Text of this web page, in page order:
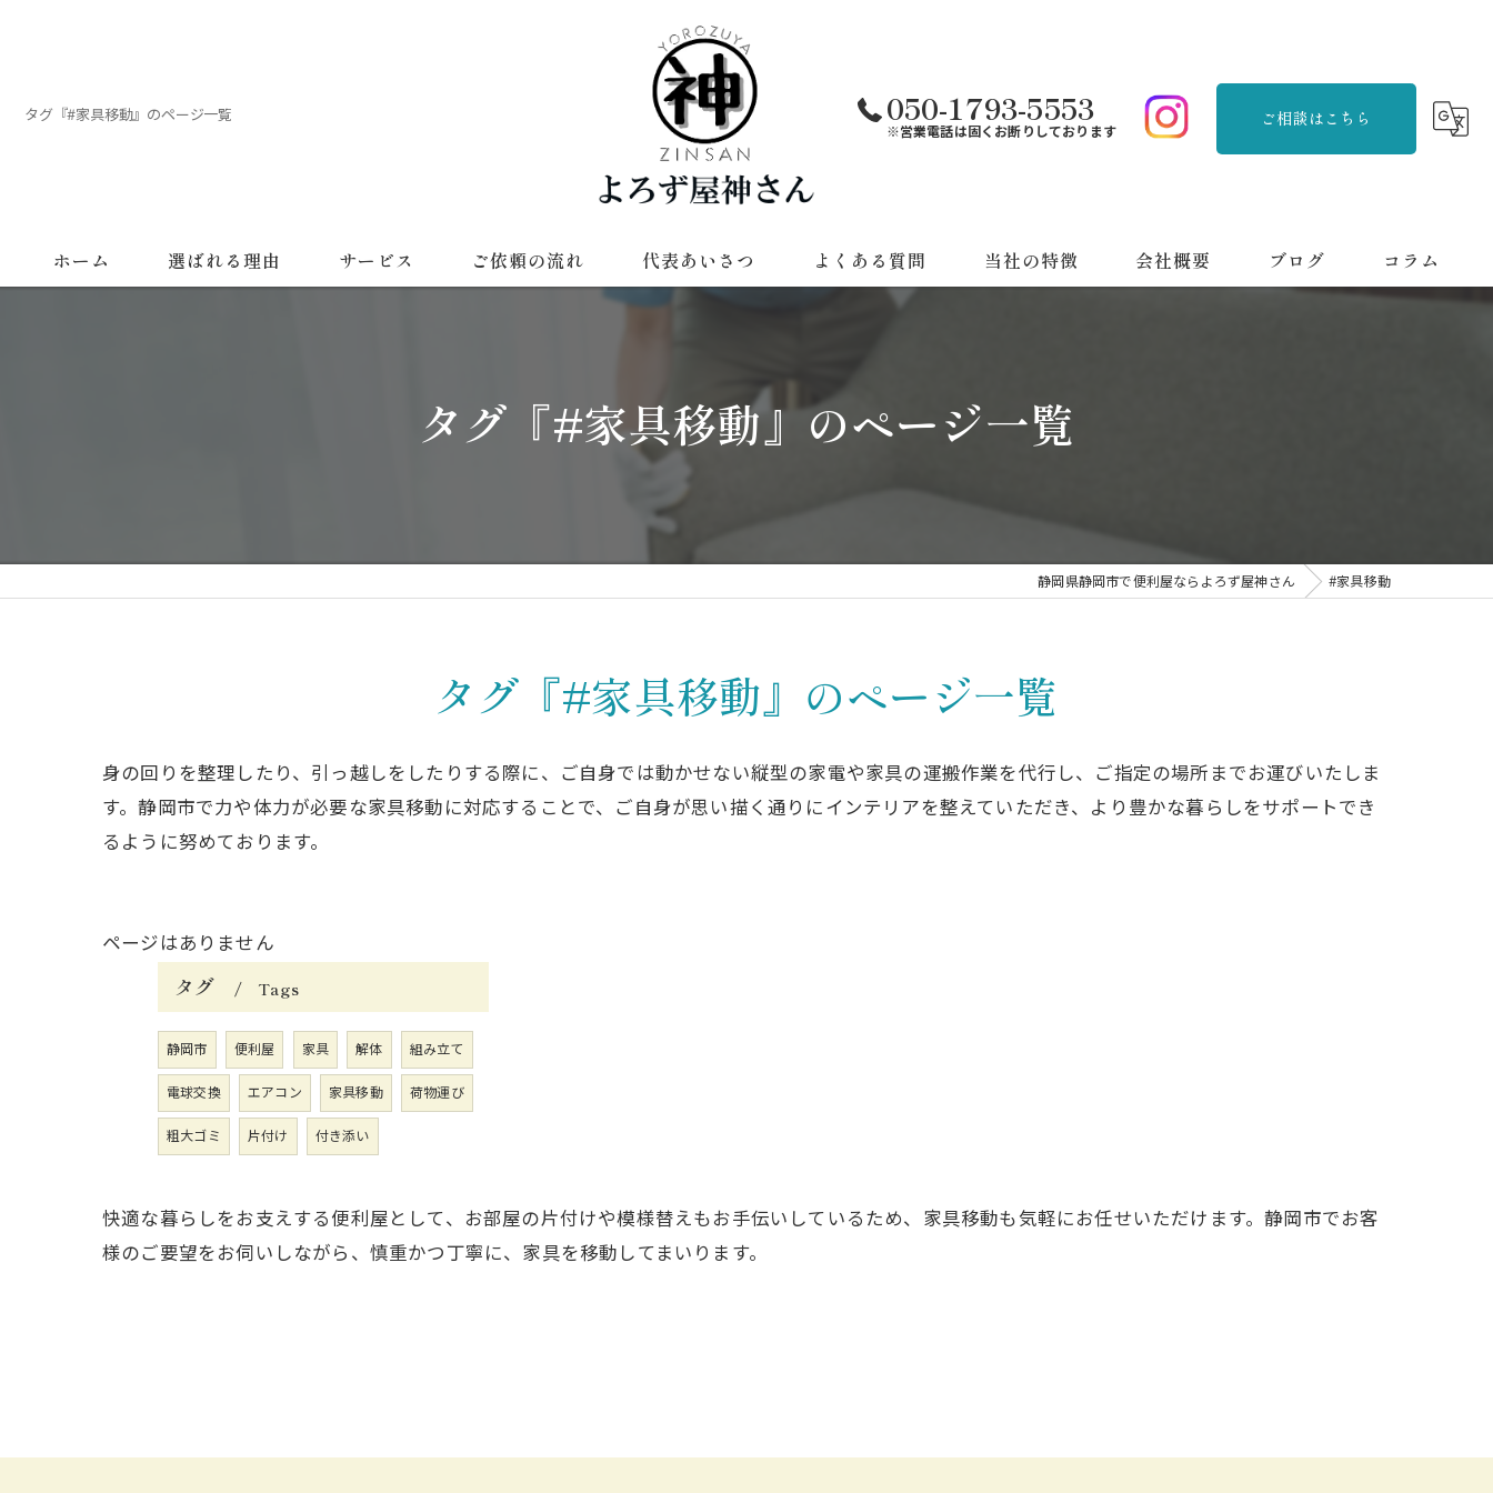
タグ『#家具移動』のページ一覧 050-1793-5553
※営業電話は固くお断りしております
ご相談はこちら
ホーム 選ばれる理由 サービス ご依頼の流れ 代表あいさつ よくある質問 当社の特徴
不用品回収
会社概要 ブログ コラム
タグ『#家具移動』のページ一覧
静岡県静岡市で便利屋ならよろず屋神さん #家具移動
タグ『#家具移動』のページ一覧
身の回りを整理したり、引っ越しをしたりする際に、ご自身では動かせない縦型の家電や家具の運搬作業を代行し、ご指定の場所までお運びいたしま
す。静岡市で力や体力が必要な家具移動に対応することで、ご自身が思い描く通りにインテリアを整えていただき、より豊かな暮らしをサポートでき
るように努めております。
ページはありません
タグ Tags
静岡市 便利屋 家具 解体
組み立て
電球交換
エアコン 家具移動
荷物運び
粗大ゴミ
片付け 付き添い
快適な暮らしをお支えする便利屋として、お部屋の片付けや模様替えもお手伝いしているため、家具移動も気軽にお任せいただけます。静岡市でお客
様のご要望をお伺いしながら、慎重かつ丁寧に、家具を移動してまいります。